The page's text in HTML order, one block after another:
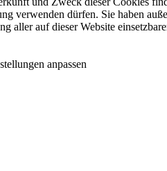
verwenden dürfen. Sie haben
aller auf dieser Website
anpassen